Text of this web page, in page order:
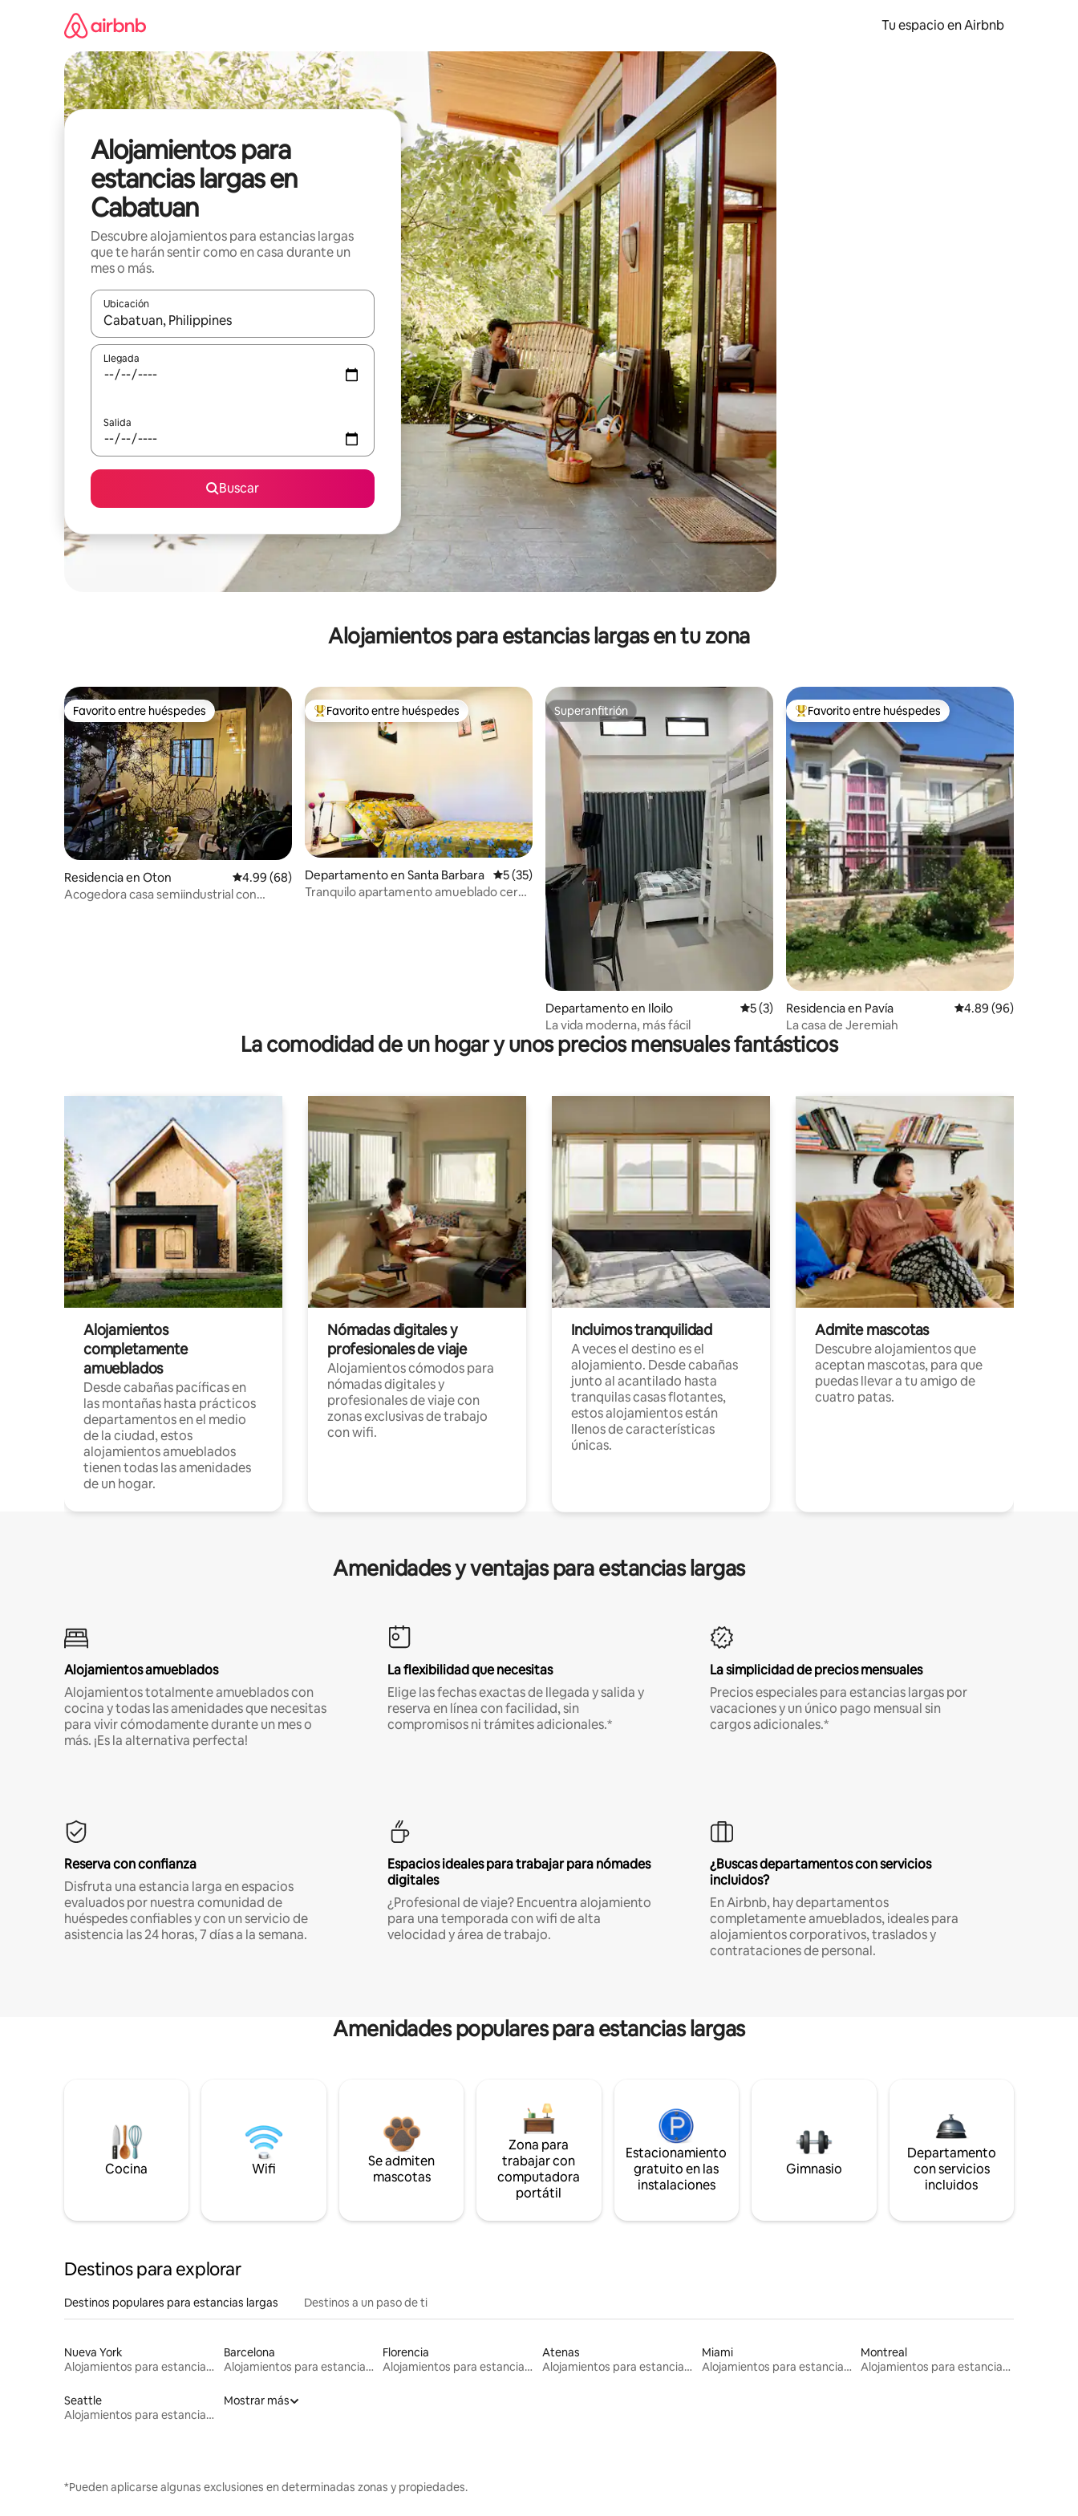
Tu espacio en Airbnb
Alojamientos para
estancias largas en
Cabatuan
Descubre alojamientos para estancias largas
que te harán sentir como en casa durante un
mes o más.
Ubicación
Cuando los resultados estén disponibles, podrás navegar usando las teclas de las flechas hacia arriba y hacia abajo, o bien tocando y deslizando la pantalla.
Llegada
Salida
Buscar
Alojamientos para estancias largas en tu zona
Favorito entre huéspedes
Favorito entre huéspedes
Residencia en Oton Calificación promedio: 4.99 de 5; 68 evaluaciones
4.99 (68)
Acogedora casa semiindustrial con
De los mejores en Favorito entre huéspedes
Favorito entre huéspedes
Departamento en Santa Barbara Calificación promedio: 5 de 5; 35 evaluaciones
5 (35)
Tranquilo apartamento amueblado cerca
Superanfitrión
Superanfitrión
Departamento en Iloilo Calificación promedio: 5 de 5; 3 evaluaciones
5 (3)
La vida moderna, más fácil
De los mejores en Favorito entre huéspedes
Favorito entre huéspedes
Residencia en Pavía Calificación
4.89 (96)
La casa de Jeremiah
La comodidad de un hogar y unos precios mensuales fantásticos
Alojamientos
completamente
amueblados
Desde cabañas pacíficas en
las montañas hasta prácticos
departamentos en el medio
de la ciudad, estos
alojamientos amueblados
tienen todas las amenidades
de un hogar.
Nómadas digitales y
profesionales de viaje
Alojamientos cómodos para
nómadas digitales y
profesionales de viaje con
zonas exclusivas de trabajo
con wifi.
Incluimos tranquilidad
A veces el destino es el
alojamiento. Desde cabañas
junto al acantilado hasta
tranquilas casas flotantes,
estos alojamientos están
llenos de características
únicas.
Admite mascotas
Descubre alojamientos que
aceptan mascotas, para que
puedas llevar a tu amigo de
cuatro patas.
Amenidades y ventajas para estancias largas
Alojamientos amueblados
Alojamientos totalmente amueblados con
cocina y todas las amenidades que necesitas
para vivir cómodamente durante un mes o
más. ¡Es la alternativa perfecta!
La flexibilidad que necesitas
Elige las fechas exactas de llegada y salida y
reserva en línea con facilidad, sin
compromisos ni trámites adicionales.*
La simplicidad de precios mensuales
Precios especiales para estancias largas por
vacaciones y un único pago mensual sin
cargos adicionales.*
Reserva con confianza
Disfruta una estancia larga en espacios
evaluados por nuestra comunidad de
huéspedes confiables y con un servicio de
asistencia las 24 horas, 7 días a la semana.
Espacios ideales para trabajar para nómades
digitales
¿Profesional de viaje? Encuentra alojamiento
para una temporada con wifi de alta
velocidad y área de trabajo.
¿Buscas departamentos con servicios
incluidos?
En Airbnb, hay departamentos
completamente amueblados, ideales para
alojamientos corporativos, traslados y
contrataciones de personal.
Amenidades populares para estancias largas
Cocina Wifi
Se admiten
mascotas
Zona para
trabajar con
computadora
portátil
Estacionamiento
gratuito en las
instalaciones
Gimnasio
Departamento
con servicios
incluidos
Destinos para explorar
Destinos populares para estancias largas Destinos a un paso de ti
Nueva York
Alojamientos para estancias largas
Barcelona
Alojamientos para estancias largas
Florencia
Alojamientos para estancias largas
Atenas
Alojamientos para estancias largas
Miami
Alojamientos para estancias largas
Montreal
Alojamientos para estancias largas
Seattle
Alojamientos para estancias largas
Mostrar más
*Pueden aplicarse algunas exclusiones en determinadas zonas y propiedades.